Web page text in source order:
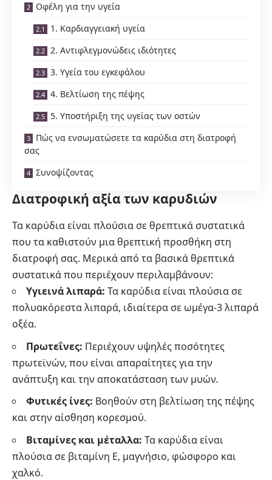
Οφέλη για την υγεία
1. Καρδιαγγειακή υγεία
2. Αντιφλεγμονώδεις ιδιότητες
3. Υγεία του εγκεφάλου
4. Βελτίωση της πέψης
5. Υποστήριξη της υγείας των οστών
Πώς να ενσωματώσετε τα καρύδια στη διατροφή
σας
Συνοψίζοντας
Διατροφική αξία των καρυδιών
Τα καρύδια είναι πλούσια σε θρεπτικά συστατικά
που τα καθιστούν μια θρεπτική προσθήκη στη
διατροφή σας. Μερικά από τα βασικά θρεπτικά
συστατικά που περιέχουν περιλαμβάνουν:
Υγιεινά λιπαρά: Τα καρύδια είναι πλούσια σε
πολυακόρεστα λιπαρά, ιδιαίτερα σε ωμέγα-3 λιπαρά
οξέα.
Πρωτεΐνες: Περιέχουν υψηλές ποσότητες
πρωτεϊνών, που είναι απαραίτητες για την
ανάπτυξη και την αποκατάσταση των μυών.
Φυτικές ίνες: Βοηθούν στη βελτίωση της πέψης
και στην αίσθηση κορεσμού.
Βιταμίνες και μέταλλα: Τα καρύδια είναι
πλούσια σε βιταμίνη Ε, μαγνήσιο, φώσφορο και
χαλκό.